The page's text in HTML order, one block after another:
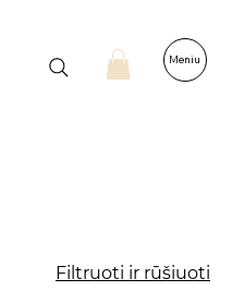
Meniu
Filtruoti ir rūšiuoti